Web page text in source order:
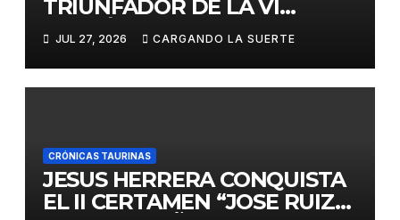
TRIUNFADOR DE LA VI
EDICIÓN DEL CERTAMEN
«VILLA DE LA SOLANA»
JUL 27, 2026 CARGANDO LA SUERTE
CRÓNICAS TAURINAS
JESUS HERRERA CONQUISTA
EL II CERTAMEN “JOSE RUIZ